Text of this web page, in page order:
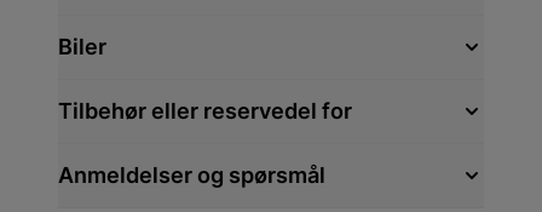
Biler
Tilbehør eller reservedel for
Anmeldelser og spørsmål